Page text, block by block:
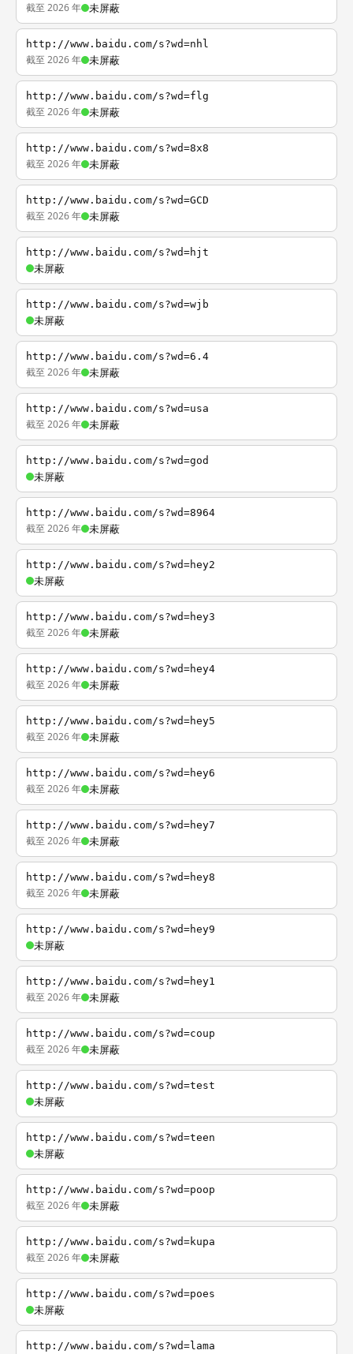
截至 2026 年 未屏蔽
http://www.baidu.com/s?wd=nhl
截至 2026 年 未屏蔽
http://www.baidu.com/s?wd=flg
截至 2026 年 未屏蔽
http://www.baidu.com/s?wd=8x8
截至 2026 年 未屏蔽
http://www.baidu.com/s?wd=GCD
截至 2026 年 未屏蔽
http://www.baidu.com/s?wd=hjt
未屏蔽
http://www.baidu.com/s?wd=wjb
未屏蔽
http://www.baidu.com/s?wd=6.4
截至 2026 年 未屏蔽
http://www.baidu.com/s?wd=usa
截至 2026 年 未屏蔽
http://www.baidu.com/s?wd=god
未屏蔽
http://www.baidu.com/s?wd=8964
截至 2026 年 未屏蔽
http://www.baidu.com/s?wd=hey2
未屏蔽
http://www.baidu.com/s?wd=hey3
截至 2026 年 未屏蔽
http://www.baidu.com/s?wd=hey4
截至 2026 年 未屏蔽
http://www.baidu.com/s?wd=hey5
截至 2026 年 未屏蔽
http://www.baidu.com/s?wd=hey6
截至 2026 年 未屏蔽
http://www.baidu.com/s?wd=hey7
截至 2026 年 未屏蔽
http://www.baidu.com/s?wd=hey8
截至 2026 年 未屏蔽
http://www.baidu.com/s?wd=hey9
未屏蔽
http://www.baidu.com/s?wd=hey1
截至 2026 年 未屏蔽
http://www.baidu.com/s?wd=coup
截至 2026 年 未屏蔽
http://www.baidu.com/s?wd=test
未屏蔽
http://www.baidu.com/s?wd=teen
未屏蔽
http://www.baidu.com/s?wd=poop
截至 2026 年 未屏蔽
http://www.baidu.com/s?wd=kupa
截至 2026 年 未屏蔽
http://www.baidu.com/s?wd=poes
未屏蔽
http://www.baidu.com/s?wd=lama